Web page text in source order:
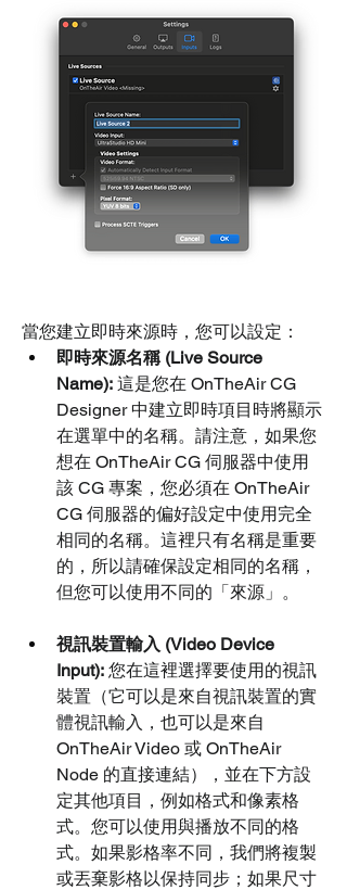
當您建立即時來源時，您可以設定：
即時來源名稱 (Live Source
Name): 這是您在 OnTheAir CG
Designer 中建立即時項目時將顯示
在選單中的名稱。請注意，如果您
想在 OnTheAir CG 伺服器中使用
該 CG 專案，您必須在 OnTheAir
CG 伺服器的偏好設定中使用完全
相同的名稱。這裡只有名稱是重要
的，所以請確保設定相同的名稱，
但您可以使用不同的「來源」。
視訊裝置輸入 (Video Device
Input): 您在這裡選擇要使用的視訊
裝置（它可以是來自視訊裝置的實
體視訊輸入，也可以是來自
OnTheAir Video 或 OnTheAir
Node 的直接連結），並在下方設
定其他項目，例如格式和像素格
式。您可以使用與播放不同的格
式。如果影格率不同，我們將複製
或丟棄影格以保持同步；如果尺寸